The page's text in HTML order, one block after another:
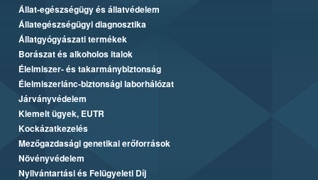
Állat-egészségügy és állatvédelem
Állategészségügyi diagnosztika
Állatgyógyászati termékek
Borászat és alkoholos italok
Élelmiszer- és takarmánybiztonság
Élelmiszerlánc-biztonsági laborhálózat
Járványvédelem
Kiemelt ügyek, EUTR
Kockázatkezelés
Mezőgazdasági genetikai erőforrások
Növényvédelem
Nyilvántartási és Felügyeleti Díj